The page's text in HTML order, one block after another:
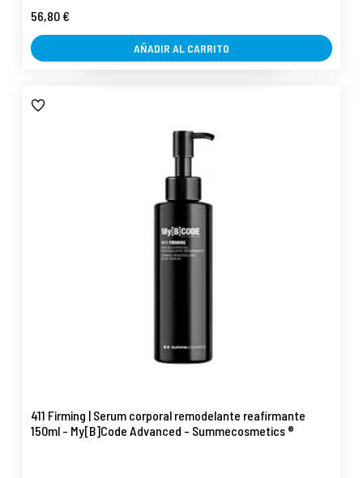
56,80 €
AÑADIR AL CARRITO
411 Firming | Serum corporal remodelante reafirmante
150ml - My[B]Code Advanced - Summecosmetics ®